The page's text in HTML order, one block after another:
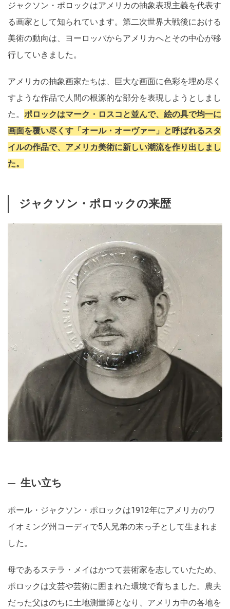
ジャクソン・ポロックはアメリカの抽象表現主義を代表す
る画家として知られています。第二次世界大戦後における
美術の動向は、ヨーロッパからアメリカへとその中心が移
行していきました。
アメリカの抽象画家たちは、巨大な画面に色彩を埋め尽く
すような作品で人間の根源的な部分を表現しようとしまし
た。 ポロックはマーク・ロスコと並んで、絵の具で均一に
画面を覆い尽くす「オール・オーヴァー」と呼ばれるスタ
イルの作品で、アメリカ美術に新しい潮流を作り出しまし
た。
ジャクソン・ポロックの来歴
生い立ち
ポール・ジャクソン・ポロックは1912年にアメリカのワ
イオミング州コーディで5人兄弟の末っ子として生まれま
した。
母であるステラ・メイはかつて芸術家を志していたため、
ポロックは文芸や芸術に囲まれた環境で育ちました。農夫
だった父はのちに土地測量師となり、アメリカ中の各地を